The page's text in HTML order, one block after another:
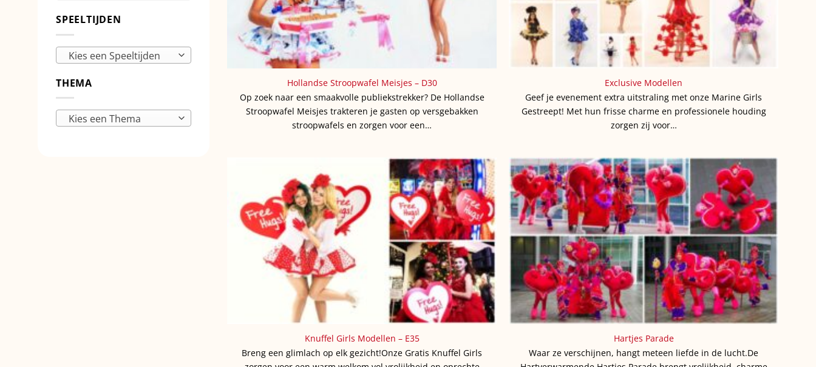
SPEELTIJDEN
Kies een Speeltijden
THEMA
Kies een Thema
Hollandse Stroopwafel Meisjes – D30
Op zoek naar een smaakvolle publiekstrekker? De Hollandse
Stroopwafel Meisjes trakteren je gasten op versgebakken
stroopwafels en zorgen voor een…
Exclusive Modellen
Geef je evenement extra uitstraling met onze Marine Girls
Gestreept! Met hun frisse charme en professionele houding
zorgen zij voor…
Knuffel Girls Modellen – E35
Breng een glimlach op elk gezicht!Onze Gratis Knuffel Girls
Hartjes Parade
Waar ze verschijnen, hangt meteen liefde in de lucht.De